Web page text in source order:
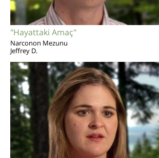
"Hayattaki Amaç"
Narconon Mezunu
Jeffrey D.